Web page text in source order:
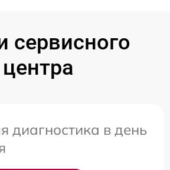
сервисного
центра
диагностика в день